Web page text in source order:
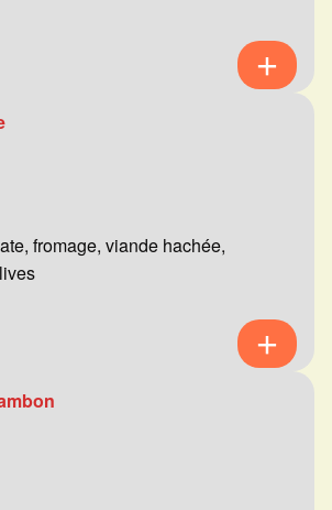
fromage, viande hachée,